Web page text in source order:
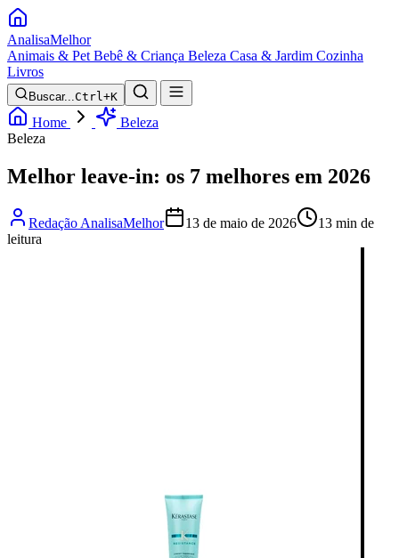
AnalisaMelhor
Animais & Pet Bebê & Criança Beleza Casa & Jardim Cozinha
Livros
Buscar...Ctrl+K
Home
Beleza
Beleza
Melhor leave-in: os 7 melhores em 2026
Redação AnalisaMelhor 13 de maio de 2026
13 min de
leitura